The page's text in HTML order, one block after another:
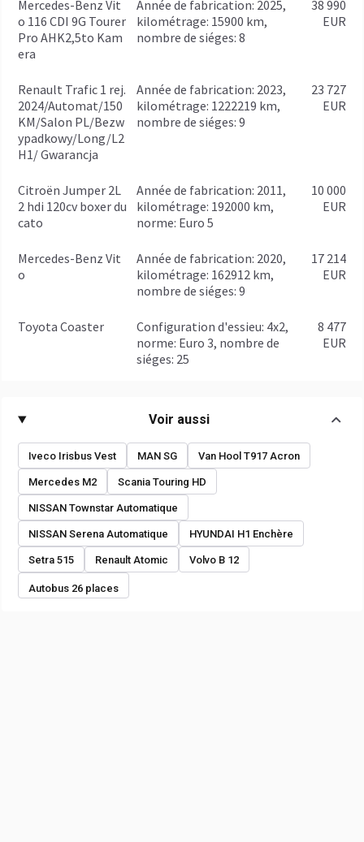
Mercedes-Benz Vit
o 116 CDI 9G Tourer
Pro AHK2,5to Kam
era
année de fabrication: 2025,
kilométrage: 15900 km,
nombre de siéges: 8
38 990
EUR
Renault Trafic 1 rej.
2024/Automat/150
KM/Salon PL/Bezw
ypadkowy/Long/L2
H1/ Gwarancja
année de fabrication: 2023,
kilométrage: 1222219 km,
nombre de siéges: 9
23 727
EUR
Citroën Jumper 2L
2 hdi 120cv boxer du
cato
année de fabrication: 2011,
kilométrage: 192000 km,
norme: Euro 5
10 000
EUR
Mercedes-Benz Vit
o
année de fabrication: 2020,
kilométrage: 162912 km,
nombre de siéges: 9
17 214
EUR
Toyota Coaster
configuration d'essieu: 4x2,
norme: Euro 3, nombre de
siéges: 25
8 477
EUR
Voir aussi
Iveco Irisbus Vest MAN SG Van Hool T917 Acron
Mercedes M2 Scania Touring HD
NISSAN Townstar Automatique
NISSAN Serena Automatique HYUNDAI H1 Enchère
Setra 515 Renault Atomic Volvo B 12
Autobus 26 places